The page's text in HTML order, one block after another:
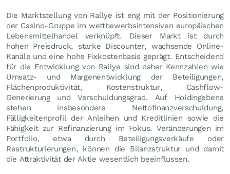
Die Marktstellung von Rallye ist eng mit der Positionierung
der Casino-Gruppe im wettbewerbsintensiven europäischen
Lebensmittelhandel verknüpft. Dieser Markt ist durch
hohen Preisdruck, starke Discounter, wachsende Online-
Kanäle und eine hohe Fixkostenbasis geprägt. Entscheidend
für die Entwicklung von Rallye sind daher Kennzahlen wie
Umsatz- und Margenentwicklung der Beteiligungen,
Flächenproduktivität, Kostenstruktur, Cashflow-
Generierung und Verschuldungsgrad. Auf Holdingebene
stehen insbesondere Nettofinanzverschuldung,
Fälligkeitenprofil der Anleihen und Kreditlinien sowie die
Fähigkeit zur Refinanzierung im Fokus. Veränderungen im
Portfolio, etwa durch Beteiligungsverkäufe oder
Restrukturierungen, können die Bilanzstruktur und damit
die Attraktivität der Aktie wesentlich beeinflussen.